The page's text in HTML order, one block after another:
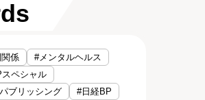
係
#メンタルヘルス
スペシャル
ブリッシング
#日経BP